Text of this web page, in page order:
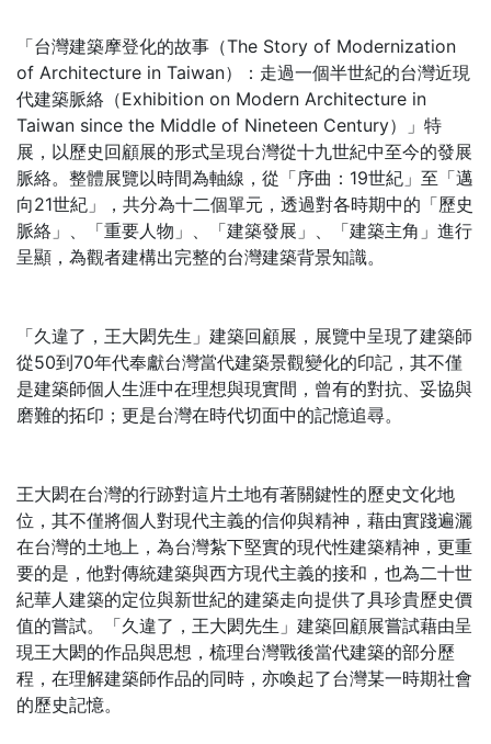
「台灣建築摩登化的故事（The Story of Modernization
of Architecture in Taiwan）：走過一個半世紀的台灣近現
代建築脈絡（Exhibition on Modern Architecture in
Taiwan since the Middle of Nineteen Century）」特
展，以歷史回顧展的形式呈現台灣從十九世紀中至今的發展
脈絡。整體展覽以時間為軸線，從「序曲：19世紀」至「邁
向21世紀」，共分為十二個單元，透過對各時期中的「歷史
脈絡」、「重要人物」、「建築發展」、「建築主角」進行
呈顯，為觀者建構出完整的台灣建築背景知識。
「久違了，王大閎先生」建築回顧展，展覽中呈現了建築師
從50到70年代奉獻台灣當代建築景觀變化的印記，其不僅
是建築師個人生涯中在理想與現實間，曾有的對抗、妥協與
磨難的拓印；更是台灣在時代切面中的記憶追尋。
王大閎在台灣的行跡對這片土地有著關鍵性的歷史文化地
位，其不僅將個人對現代主義的信仰與精神，藉由實踐遍灑
在台灣的土地上，為台灣紮下堅實的現代性建築精神，更重
要的是，他對傳統建築與西方現代主義的接和，也為二十世
紀華人建築的定位與新世紀的建築走向提供了具珍貴歷史價
值的嘗試。「久違了，王大閎先生」建築回顧展嘗試藉由呈
現王大閎的作品與思想，梳理台灣戰後當代建築的部分歷
程，在理解建築師作品的同時，亦喚起了台灣某一時期社會
的歷史記憶。